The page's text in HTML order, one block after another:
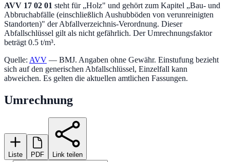
AVV 17 02 01 steht für „Holz" und gehört zum Kapitel „Bau- und
Abbruchabfälle (einschließlich Aushubböden von verunreinigten
Standorten)" der Abfallverzeichnis-Verordnung. Dieser
Abfallschlüssel gilt als nicht gefährlich. Der Umrechnungsfaktor
beträgt 0.5 t/m³.
Quelle: AVV — BMJ. Angaben ohne Gewähr. Einstufung bezieht
sich auf den generischen Abfallschlüssel, Einzelfall kann
abweichen. Es gelten die aktuellen amtlichen Fassungen.
Umrechnung
Liste PDF Link teilen